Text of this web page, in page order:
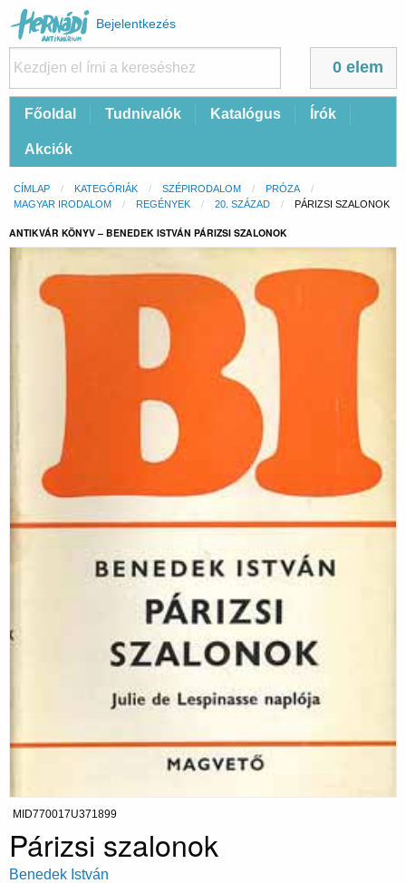
Felhasználói
fiók
menüje
Bejelentkezés
0 elem
FőFőoldal Tudnivalók Katalógus Írók
Akciók
Morzsa
CÍMLAP KATEGÓRIÁK SZÉPIRODALOM
PRÓZA
MAGYAR IRODALOM
REGÉNYEK 20. SZÁZAD CURRENT:
PÁRIZSI SZALONOK
ANTIKVÁR KÖNYV – BENEDEK ISTVÁN PÁRIZSI SZALONOK
MID770017U371899
Párizsi szalonok
Benedek István